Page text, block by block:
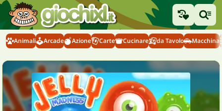
Animali Arcade Azione Carte Cucinare da Tavolo Macchina